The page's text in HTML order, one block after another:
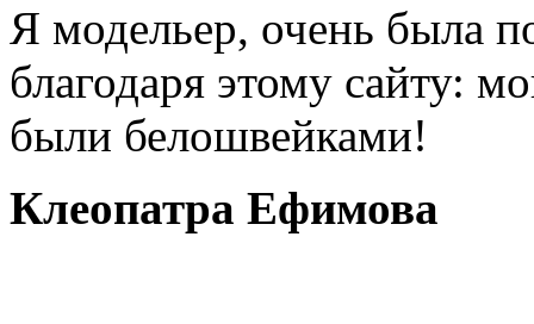
Я модельер, очень была
благодаря этому сайту:
были белошвейками!
Клеопатра Ефимова